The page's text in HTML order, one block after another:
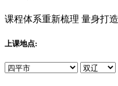
课程体系重新梳理 量身打
上课地点: